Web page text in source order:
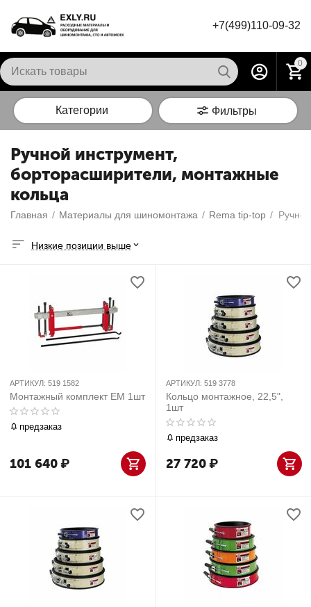
+7(499)110-09-32
0
Категории Фильтры
Ручной инструмент,
борторасширители, монтажные
кольца
Главная / Материалы для шиномонтажа / Rema tip-top /
Низкие позиции выше
АРТИКУЛ: 519 1582
Монтажный комплект ЕМ 1шт
предзаказ
101 640₽
АРТИКУЛ: 519 3778
Кольцо монтажное, 22,5",
1шт
предзаказ
27 720₽